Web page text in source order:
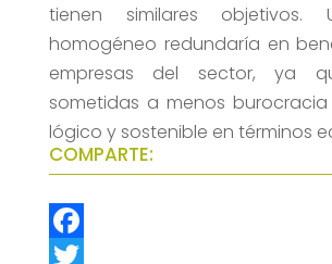
tienen similares objetivos.
homogéneo redundaría en
empresas del sector, ya
sometidas a menos
lógico y sostenible en términos
COMPARTE:
F